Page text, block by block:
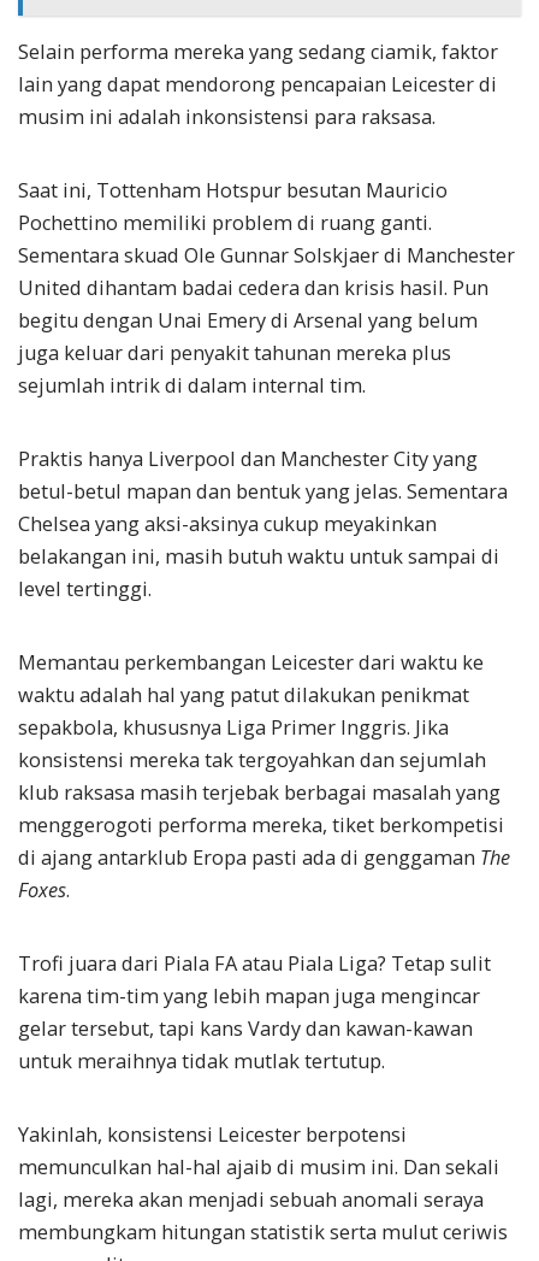
Selain performa mereka yang sedang ciamik, faktor
lain yang dapat mendorong pencapaian Leicester di
musim ini adalah inkonsistensi para raksasa.
Saat ini, Tottenham Hotspur besutan Mauricio
Pochettino memiliki problem di ruang ganti.
Sementara skuad Ole Gunnar Solskjaer di Manchester
United dihantam badai cedera dan krisis hasil. Pun
begitu dengan Unai Emery di Arsenal yang belum
juga keluar dari penyakit tahunan mereka plus
sejumlah intrik di dalam internal tim.
Praktis hanya Liverpool dan Manchester City yang
betul-betul mapan dan bentuk yang jelas. Sementara
Chelsea yang aksi-aksinya cukup meyakinkan
belakangan ini, masih butuh waktu untuk sampai di
level tertinggi.
Memantau perkembangan Leicester dari waktu ke
waktu adalah hal yang patut dilakukan penikmat
sepakbola, khususnya Liga Primer Inggris. Jika
konsistensi mereka tak tergoyahkan dan sejumlah
klub raksasa masih terjebak berbagai masalah yang
menggerogoti performa mereka, tiket berkompetisi
di ajang antarklub Eropa pasti ada di genggaman The
Foxes.
Trofi juara dari Piala FA atau Piala Liga? Tetap sulit
karena tim-tim yang lebih mapan juga mengincar
gelar tersebut, tapi kans Vardy dan kawan-kawan
untuk meraihnya tidak mutlak tertutup.
Yakinlah, konsistensi Leicester berpotensi
memunculkan hal-hal ajaib di musim ini. Dan sekali
lagi, mereka akan menjadi sebuah anomali seraya
membungkam hitungan statistik serta mulut ceriwis